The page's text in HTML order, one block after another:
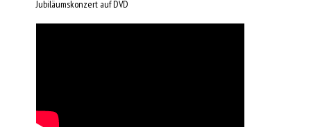
Jubiläumskonzert auf DVD